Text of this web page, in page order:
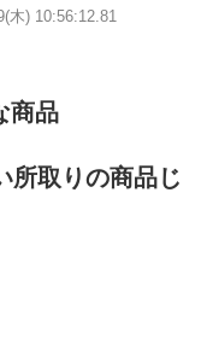
木) 10:56:12.81
商品
所取りの商品じ